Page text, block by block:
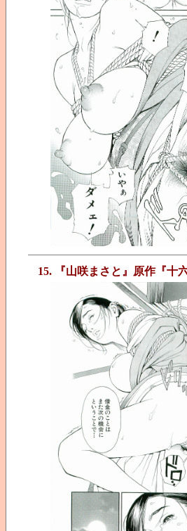
15. 『山咲まさと』原作『十